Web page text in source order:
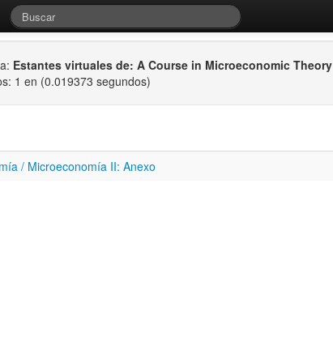
Estantes virtuales de: A Course in Microeconomic Theory
1 en (0.019373 segundos)
/ Microeconomía II: Anexo